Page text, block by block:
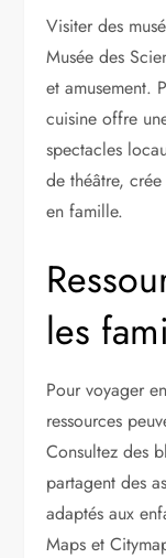
Visiter des
Musée des
et amusement.
cuisine offre
spectacles
de théâtre,
en famille.
les
Pour voyager
ressources
Consultez des
partagent des
adaptés aux
Maps et